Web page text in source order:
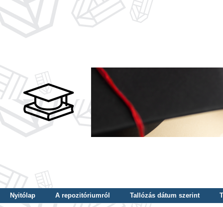
Nyitólap A repozitóriumról Tallózás dátum szerint